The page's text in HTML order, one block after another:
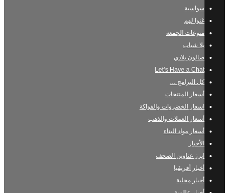
سواسية
غنوا لهم
منوعات الجمعة
يلا شباب
صالون بلادي
Let’s Have a Chat
كل البرامج …
أسعار المنتجات
اسعار الخضروات والفواكة
أسعار العملات والذهب
أسعار مواد البناء
الأخبار
ابرز عناوين الصحف
أخبار أفريقيا
أخبار محلية